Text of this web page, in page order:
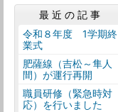
最近の記事
令和８年度 1学期終
業式
肥薩線（吉松～隼人
間）が運行再開
職員研修（緊急時対
応）を行いました